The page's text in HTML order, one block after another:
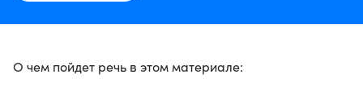
О чем пойдет речь в этом материале: